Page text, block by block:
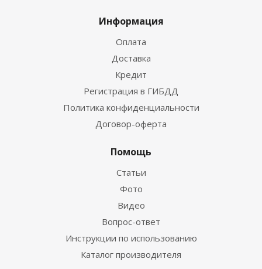
Информация
Оплата
Доставка
Кредит
Регистрация в ГИБДД
Политика конфиденциальности
Договор-оферта
Помощь
Статьи
Фото
Видео
Вопрос-ответ
Инструкции по использованию
Каталог производителя